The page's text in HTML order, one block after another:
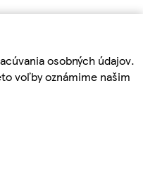
osobných údajov.
voľby oznámime našim